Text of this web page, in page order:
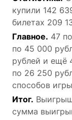
купили 142
билетах 209
Главное. 47
по 45 000
рублей и ещё
по 26 250
способов
Итог.
сумма